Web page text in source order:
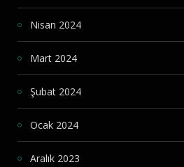
Nisan 2024
Mart 2024
Şubat 2024
Ocak 2024
Aralık 2023